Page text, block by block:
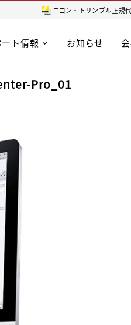
ニコン・トリンブル正規
ト情報 お知らせ
Pro_01